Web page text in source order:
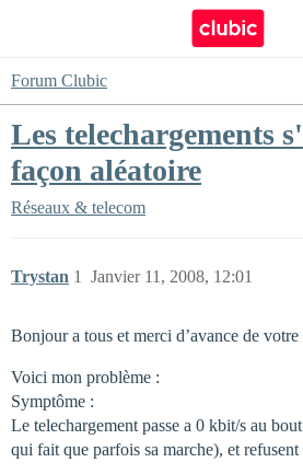
Forum Clubic
Les telechargements
façon aléatoire
Réseaux & telecom
Trystan Janvier 11, 2008, 12:01
1
Bonjour a tous et merci d’avance de votre
Voici mon problème :
Symptôme :
Le telechargement passe a 0 kbit/s au
qui fait que parfois sa marche), et refusent